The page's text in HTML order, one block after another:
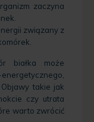
zaczyna
związany z
białka może
takie jak
czy utrata
warto zwrócić